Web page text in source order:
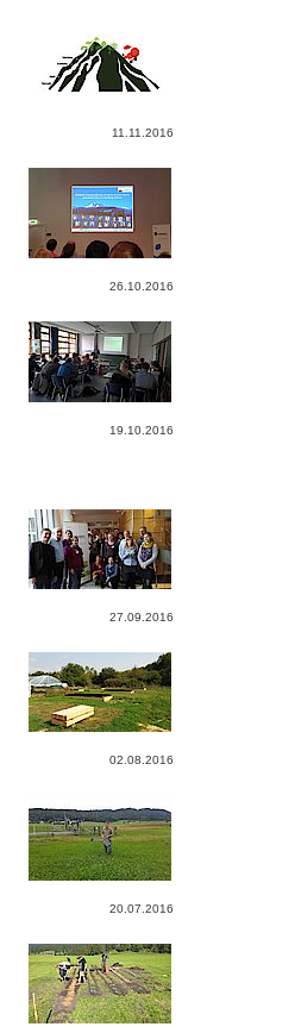
11.11.2016
26.10.2016
19.10.2016
27.09.2016
02.08.2016
20.07.2016